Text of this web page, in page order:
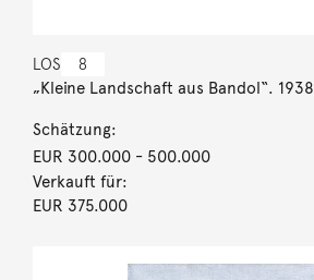
LOS 8
„Kleine Landschaft aus Bandol“. 1938
Schätzung:
EUR 300.000- 500.000
Verkauft für:
EUR 375.000